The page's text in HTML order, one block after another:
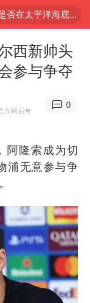
中方回应是否在太平洋海底开采稀土
收受10万获刑1年
宇树科技王兴兴身家有望超200亿元
CIA被曝已秘密设立古巴工作组
泰国一女公务员妆容引争议 本人回应
法国下周开始禁止未经同意的电话营销
“深圳地面沉降致车辆损坏”不实
外交部发言人就广岛核爆81周年等答记者问
都在等7号
导干部带头休假
80后女柜员逆袭成4200亿银行副行长
西新帅头
参与争夺
方网易号
0
阿隆索成为切
浦无意参与争